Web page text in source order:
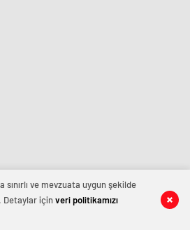
ve mevzuata uygun şekilde
Detaylar içinveri politikamızı